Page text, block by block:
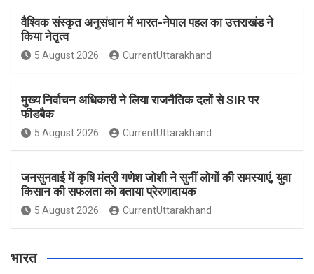
वैश्विक संस्कृत अनुसंधान में भारत-नेपाल पहल का उत्तराखंड ने
किया नेतृत्व
5 August 2026 CurrentUttarakhand
मुख्य निर्वाचन अधिकारी ने लिया राजनैतिक दलों से SIR पर
फीडबैक
5 August 2026 CurrentUttarakhand
जनसुनवाई में कृषि मंत्री गणेश जोशी ने सुनीं लोगों की समस्याएं, युवा
किसान की सफलता को बताया प्रेरणादायक
5 August 2026 CurrentUttarakhand
भारत